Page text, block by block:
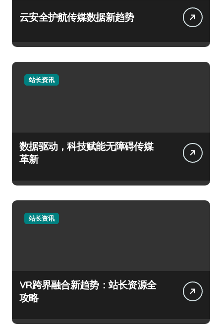
云安全护航传媒数据新趋势
站长资讯
数据驱动，科技赋能无障碍传媒
革新
站长资讯
VR跨界融合新趋势：站长资源全
攻略